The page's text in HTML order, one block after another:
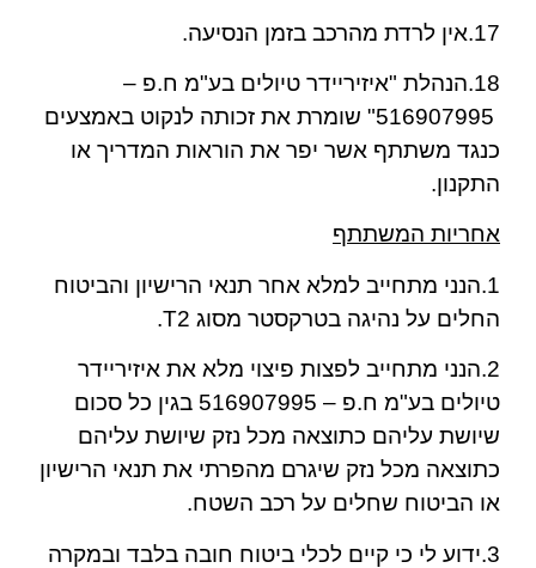
17.אין לרדת מהרכב בזמן הנסיעה.
18.הנהלת "איזיריידר טיולים בע"מ ח.פ –
516907995" שומרת את זכותה לנקוט באמצעים
כנגד משתתף אשר יפר את הוראות המדריך או
התקנון.
אחריות המשתתף
1.הנני מתחייב למלא אחר תנאי הרישיון והביטוח
החלים על נהיגה בטרקסטר מסוג
T2.
2.הנני מתחייב לפצות פיצוי מלא את איזיריידר
טיולים בע"מ ח.פ – 516907995 בגין כל סכום
שיושת עליהם כתוצאה מכל נזק שיושת עליהם
כתוצאה מכל נזק שיגרם מהפרתי את תנאי הרישיון
או הביטוח שחלים על רכב השטח.
3.ידוע לי כי קיים לכלי ביטוח חובה בלבד ובמקרה